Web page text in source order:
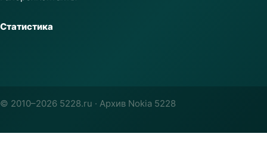
Статистика
© 2010–2026 5228.ru · Архив Nokia 5228